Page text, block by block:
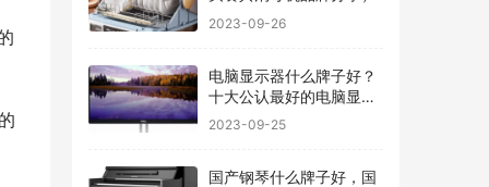
2023-09-26
电脑显示器什么牌子好？
十大公认最好的电脑显示
器
2023-09-25
国产钢琴什么牌子好，国